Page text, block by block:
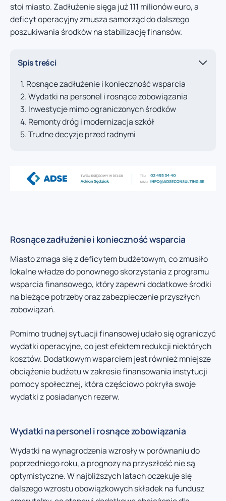
stoi miasto. Zadłużenie sięga już 111 milionów euro, a
deficyt operacyjny zmusza samorząd do dalszego
poszukiwania środków na stabilizację finansów.
Spis treści
Rosnące zadłużenie i konieczność wsparcia
Wydatki na personel i rosnące zobowiązania
Inwestycje mimo ograniczonych środków
Remonty dróg i modernizacja szkół
Trudne decyzje przed radnymi
Rosnące zadłużenie i konieczność wsparcia
Miasto zmaga się z deficytem budżetowym, co zmusiło
lokalne władze do ponownego skorzystania z programu
wsparcia finansowego, który zapewni dodatkowe środki
na bieżące potrzeby oraz zabezpieczenie przyszłych
zobowiązań.
Pomimo trudnej sytuacji finansowej udało się ograniczyć
wydatki operacyjne, co jest efektem redukcji niektórych
kosztów. Dodatkowym wsparciem jest również mniejsze
obciążenie budżetu w zakresie finansowania instytucji
pomocy społecznej, która częściowo pokryła swoje
wydatki z posiadanych rezerw.
Wydatki na personel i rosnące zobowiązania
Wydatki na wynagrodzenia wzrosły w porównaniu do
poprzedniego roku, a prognozy na przyszłość nie są
optymistyczne. W najbliższych latach oczekuje się
dalszego wzrostu obowiązkowych składek na fundusz